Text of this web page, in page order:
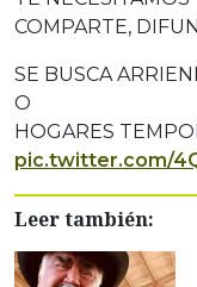
COMPARTE,
SE BUSCA
O
HOGARES
pic.twitter.com/
Leer también: